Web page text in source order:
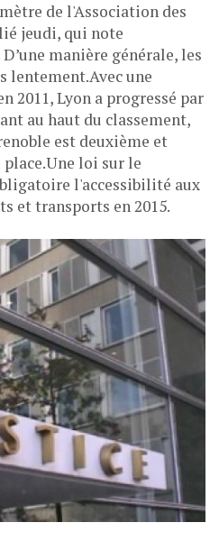
de l'Association des
jeudi, qui note
manière générale, les
lentement.Avec une
2011, Lyon a progressé par
au haut du classement,
est deuxième et
loi sur le
l'accessibilité aux
et transports en 2015.